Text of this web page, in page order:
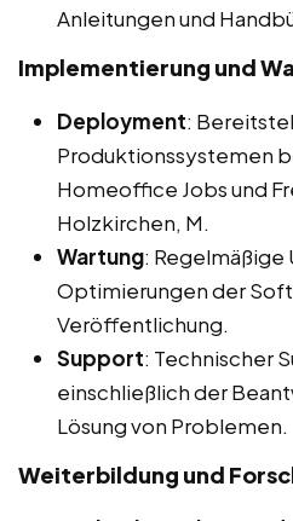
Anleitungen und
Implementierung und
Deployment:
Produktionssystemen
Homeoffice Jobs und
Holzkirchen, M.
Wartung: Regelmäßige
Optimierungen der
Veröffentlichung.
Support: Technischer
einschließlich der
Lösung von Problemen.
Weiterbildung und